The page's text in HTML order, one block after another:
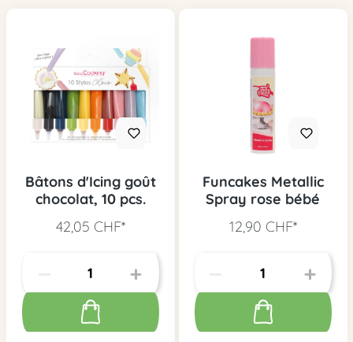
Bâtons d'Icing goût
chocolat, 10 pcs.
42,05 CHF*
Funcakes Metallic
Spray rose bébé
12,90 CHF*